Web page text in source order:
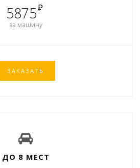
5875₽
за машину
ЗАКАЗАТЬ
ДО 8 МЕСТ